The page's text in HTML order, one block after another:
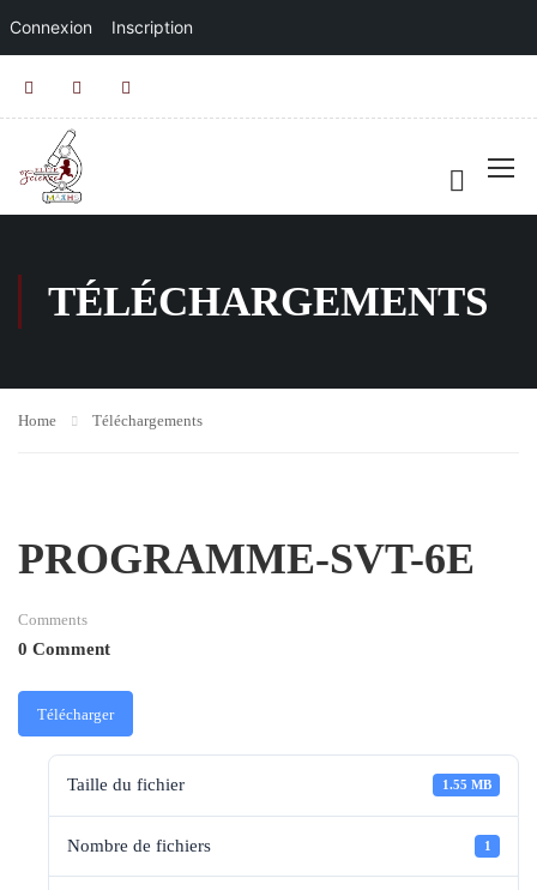
Connexion Inscription
TÉLÉCHARGEMENTS
Home Téléchargements
PROGRAMME-SVT-6E
Comments
0 Comment
Télécharger
Taille du fichier 1.55 MB
Nombre de fichiers 1